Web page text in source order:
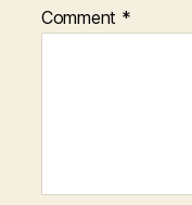
Comment *